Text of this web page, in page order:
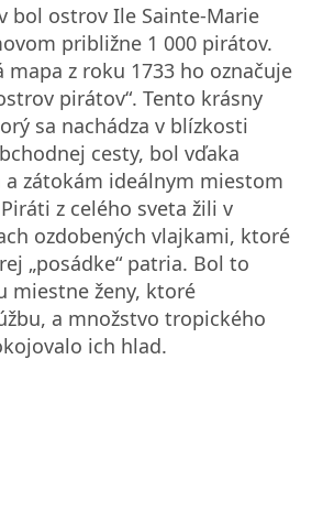
bol ostrov Ile Sainte-Marie
približne 1 000 pirátov.
mapa z roku 1733 ho označuje
pirátov“. Tento krásny
sa nachádza v blízkosti
cesty, bol vďaka
zátokám ideálnym miestom
z celého sveta žili v
ozdobených vlajkami, ktoré
„posádke“ patria. Bol to
miestne ženy, ktoré
a množstvo tropického
ich hlad.